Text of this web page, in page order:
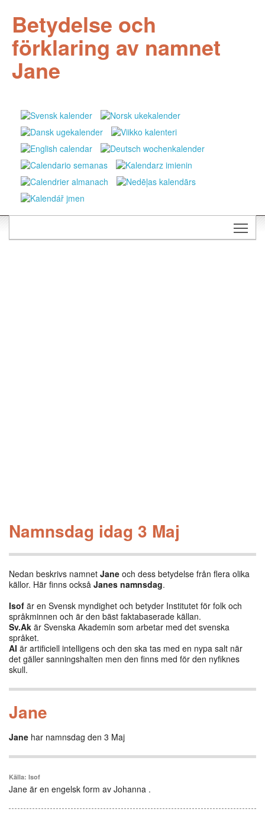
Betydelse och
förklaring av namnet
Jane
Namnsdag idag 3 Maj
Nedan beskrivs namnet Jane och dess betydelse från flera olika
källor. Här finns också Janes namnsdag.
Isof är en Svensk myndighet och betyder Institutet för folk och
språkminnen och är den bäst faktabaserade källan.
Sv.Ak är Svenska Akademin som arbetar med det svenska
språket.
AI är artificiell intelligens och den ska tas med en nypa salt när
det gäller sanningshalten men den finns med för den nyfiknes
skull.
Jane
Jane har namnsdag den 3 Maj
Källa: Isof
Jane är en engelsk form av Johanna .